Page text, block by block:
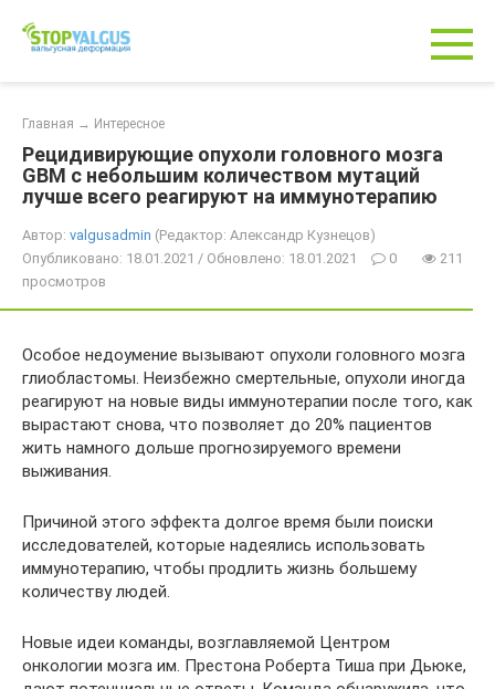
контенту
Главная → Интересное
Рецидивирующие опухоли головного мозга
GBM с небольшим количеством мутаций
лучше всего реагируют на иммунотерапию
Автор: valgusadmin (Редактор: Александр Кузнецов)
Опубликовано: 18.01.2021 / Обновлено: 18.01.2021
0
211
просмотров
Особое недоумение вызывают опухоли головного мозга
глиобластомы. Неизбежно смертельные, опухоли иногда
реагируют на новые виды иммунотерапии после того, как
вырастают снова, что позволяет до 20% пациентов
жить намного дольше прогнозируемого времени
выживания.
Причиной этого эффекта долгое время были поиски
исследователей, которые надеялись использовать
иммунотерапию, чтобы продлить жизнь большему
количеству людей.
Новые идеи команды, возглавляемой Центром
онкологии мозга им. Престона Роберта Тиша при Дьюке,